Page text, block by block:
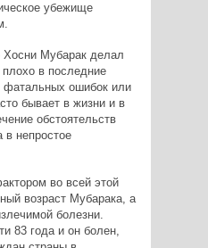
убежище
Хосни Мубарак делал
плохо в последние
ошибок или
бывает в жизни и в
обстоятельств
в непростое
во всей этой
возраст Мубарака, а
болезни.
83 года и он болен,